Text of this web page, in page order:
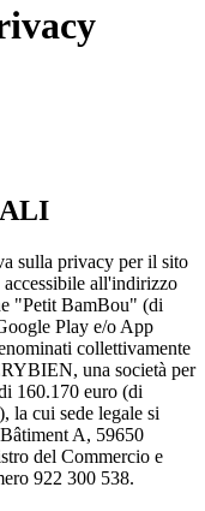
sulla privacy per il sito
accessibile all'indirizzo
"Petit BamBou" (di
Play e/o App
collettivamente
una società per
160.170 euro (di
la cui sede legale si
A, 59650
del Commercio e
922 300 538.